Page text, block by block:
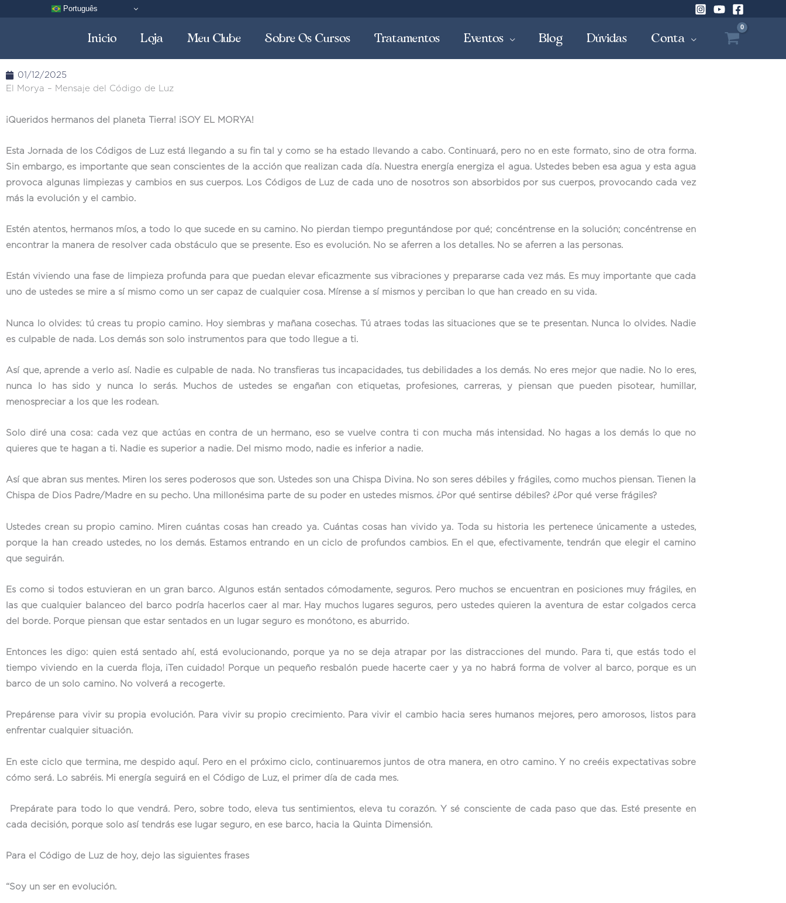
Português
Inicio Loja Meu Clube Sobre Os Cursos Tratamentos Eventos Blog Dúvidas Conta
01/12/2025
El Morya – Mensaje del Código de Luz
¡Queridos hermanos del planeta Tierra! ¡SOY EL MORYA!
Esta Jornada de los Códigos de Luz está llegando a su fin tal y como se ha estado llevando a cabo. Continuará, pero no en este formato, sino de otra forma.
Sin embargo, es importante que sean conscientes de la acción que realizan cada día. Nuestra energía energiza el agua. Ustedes beben esa agua y esta agua
provoca algunas limpiezas y cambios en sus cuerpos. Los Códigos de Luz de cada uno de nosotros son absorbidos por sus cuerpos, provocando cada vez
más la evolución y el cambio.
Estén atentos, hermanos míos, a todo lo que sucede en su camino. No pierdan tiempo preguntándose por qué; concéntrense en la solución; concéntrense en
encontrar la manera de resolver cada obstáculo que se presente. Eso es evolución. No se aferren a los detalles. No se aferren a las personas.
Están viviendo una fase de limpieza profunda para que puedan elevar eficazmente sus vibraciones y prepararse cada vez más. Es muy importante que cada
uno de ustedes se mire a sí mismo como un ser capaz de cualquier cosa. Mírense a sí mismos y perciban lo que han creado en su vida.
Nunca lo olvides: tú creas tu propio camino. Hoy siembras y mañana cosechas. Tú atraes todas las situaciones que se te presentan. Nunca lo olvides. Nadie
es culpable de nada. Los demás son solo instrumentos para que todo llegue a ti.
Así que, aprende a verlo así. Nadie es culpable de nada. No transfieras tus incapacidades, tus debilidades a los demás. No eres mejor que nadie. No lo eres,
nunca lo has sido y nunca lo serás. Muchos de ustedes se engañan con etiquetas, profesiones, carreras, y piensan que pueden pisotear, humillar,
menospreciar a los que les rodean.
Solo diré una cosa: cada vez que actúas en contra de un hermano, eso se vuelve contra ti con mucha más intensidad. No hagas a los demás lo que no
quieres que te hagan a ti. Nadie es superior a nadie. Del mismo modo, nadie es inferior a nadie.
Así que abran sus mentes. Miren los seres poderosos que son. Ustedes son una Chispa Divina. No son seres débiles y frágiles, como muchos piensan. Tienen la
Chispa de Dios Padre/Madre en su pecho. Una millonésima parte de su poder en ustedes mismos. ¿Por qué sentirse débiles? ¿Por qué verse frágiles?
Ustedes crean su propio camino. Miren cuántas cosas han creado ya. Cuántas cosas han vivido ya. Toda su historia les pertenece únicamente a ustedes,
porque la han creado ustedes, no los demás. Estamos entrando en un ciclo de profundos cambios. En el que, efectivamente, tendrán que elegir el camino
que seguirán.
Es como si todos estuvieran en un gran barco. Algunos están sentados cómodamente, seguros. Pero muchos se encuentran en posiciones muy frágiles, en
las que cualquier balanceo del barco podría hacerlos caer al mar. Hay muchos lugares seguros, pero ustedes quieren la aventura de estar colgados cerca
del borde. Porque piensan que estar sentados en un lugar seguro es monótono, es aburrido.
Entonces les digo: quien está sentado ahí, está evolucionando, porque ya no se deja atrapar por las distracciones del mundo. Para ti, que estás todo el
tiempo viviendo en la cuerda floja, ¡Ten cuidado! Porque un pequeño resbalón puede hacerte caer y ya no habrá forma de volver al barco, porque es un
barco de un solo camino. No volverá a recogerte.
Prepárense para vivir su propia evolución. Para vivir su propio crecimiento. Para vivir el cambio hacia seres humanos mejores, pero amorosos, listos para
enfrentar cualquier situación.
En este ciclo que termina, me despido aquí. Pero en el próximo ciclo, continuaremos juntos de otra manera, en otro camino. Y no creéis expectativas sobre
cómo será. Lo sabréis. Mi energía seguirá en el Código de Luz, el primer día de cada mes.
Prepárate para todo lo que vendrá. Pero, sobre todo, eleva tus sentimientos, eleva tu corazón. Y sé consciente de cada paso que das. Esté presente en
cada decisión, porque solo así tendrás ese lugar seguro, en ese barco, hacia la Quinta Dimensión.
Para el Código de Luz de hoy, dejo las siguientes frases
“Soy un ser en evolución.